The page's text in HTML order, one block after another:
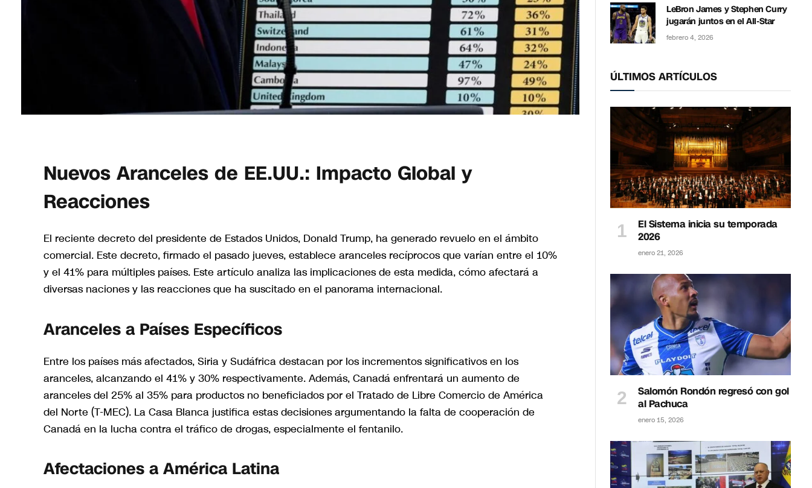
Nuevos Aranceles de EE.UU.: Impacto Global y
Reacciones
El reciente decreto del presidente de Estados Unidos, Donald Trump, ha generado revuelo en el ámbito
comercial. Este decreto, firmado el pasado jueves, establece aranceles recíprocos que varían entre el 10%
y el 41% para múltiples países. Este artículo analiza las implicaciones de esta medida, cómo afectará a
diversas naciones y las reacciones que ha suscitado en el panorama internacional.
Aranceles a Países Específicos
Entre los países más afectados, Siria y Sudáfrica destacan por los incrementos significativos en los
aranceles, alcanzando el 41% y 30% respectivamente. Además, Canadá enfrentará un aumento de
aranceles del 25% al 35% para productos no beneficiados por el Tratado de Libre Comercio de América
del Norte (T-MEC). La Casa Blanca justifica estas decisiones argumentando la falta de cooperación de
Canadá en la lucha contra el tráfico de drogas, especialmente el fentanilo.
Afectaciones a América Latina
LeBron James y Stephen Curry
jugarán juntos en el All-Star
febrero 4, 2026
ÚLTIMOS ARTÍCULOS
El Sistema inicia su temporada
2026
enero 21, 2026
Salomón Rondón regresó con gol
al Pachuca
enero 15, 2026